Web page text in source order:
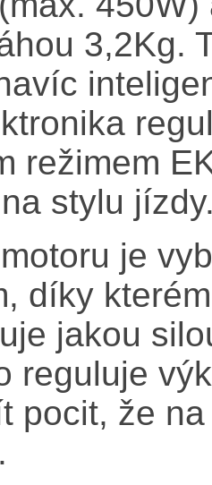
3,2Kg.
režimem
stylu
je
díky
jakou
reguluje
pocit, že